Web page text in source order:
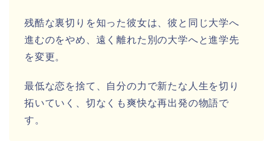
残酷な裏切りを知った彼女は、彼と同じ大学へ
進むのをやめ、遠く離れた別の大学へと進学先
を変更。
最低な恋を捨て、自分の力で新たな人生を切り
拓いていく、切なくも爽快な再出発の物語で
す。